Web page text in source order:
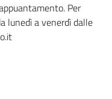
Per
lunedì a venerdì dalle